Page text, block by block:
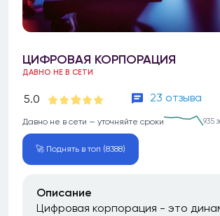
ЦИФРОВАЯ КОРПОРАЦИЯ
ДАВНО НЕ В СЕТИ
5.0 23 отзыва
Давно не в сети — уточняйте сроки 935
🚀 Поднять в топ (8388)
Описание
Цифровая корпорация - это